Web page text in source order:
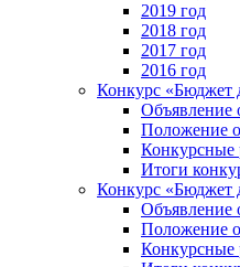
2019 год
2018 год
2017 год
2016 год
Конкурс «Бюджет
Объявление
Положение
Конкурсные
Итоги
Конкурс «Бюджет
Объявление
Положение
Конкурсные